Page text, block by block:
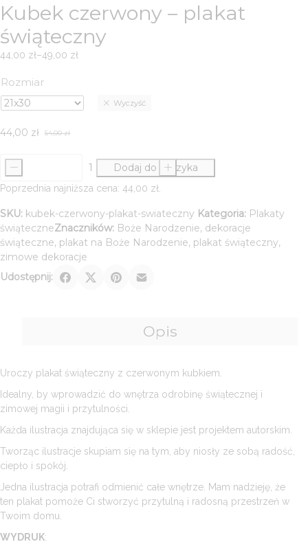
Kubek czerwony – plakat
świąteczny
44,00 zł–49,00 zł
Zakres
44,00 zł
49,00 zł
Rozmiar
Wyczyść
54,00zł
Pierwotna
wynosiła:
54,00 zł.
44,00 zł
Aktualna
wynosi:
44,00 zł.
ilość
Kubek
-
plakat
świąteczny
- +
Dodaj do koszyka
Poprzednia najniższa cena: 44,00 zł
SKU: kubek-czerwony-plakat-swiateczny Kategoria: Plakaty
świąteczneZnaczników: Boże Narodzenie, dekoracje
świąteczne, plakat na Boże Narodzenie, plakat świąteczny,
zimowe dekoracje
Udostępnij:
Opis
Uroczy plakat świąteczny z czerwonym kubkiem.
Idealny, by wprowadzić do wnętrza odrobinę świątecznej i
zimowej magii i przytulności.
Każda ilustracja znajdująca się w sklepie jest projektem autorskim.
Tworząc ilustracje skupiam się na tym, aby niosły ze sobą radość,
ciepło i spokój.
Jedna ilustracja potrafi odmienić całe wnętrze. Mam nadzieję, że
ten plakat pomoże Ci stworzyć przytulną i radosną przestrzeń w
Twoim domu.
WYDRUK: